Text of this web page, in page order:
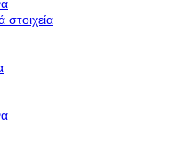
στοιχεία